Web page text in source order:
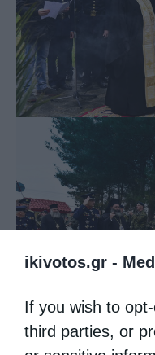
ikivotos.gr -
If you wish to
third parties, or